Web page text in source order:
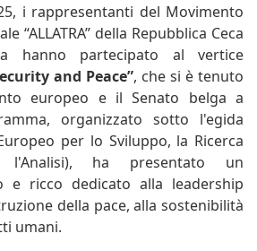
i rappresentanti del Movimento
“ALLATRA” della Repubblica Ceca
hanno partecipato al vertice
and Peace”, che si è tenuto
europeo e il Senato belga a
organizzato sotto l'egida
per lo Sviluppo, la Ricerca
l'Analisi), ha presentato un
e ricco dedicato alla leadership
della pace, alla sostenibilità
umani.